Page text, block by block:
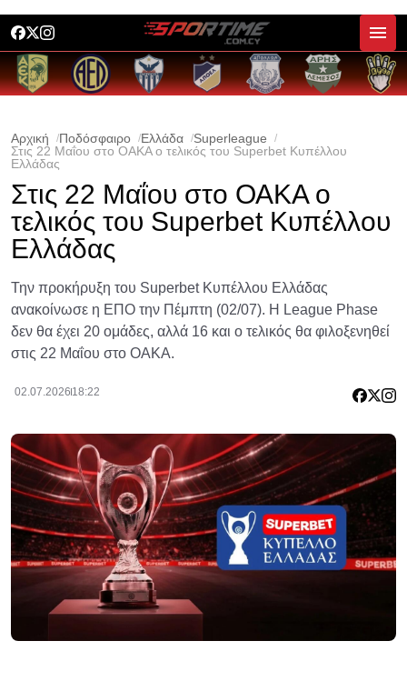
Αρχική Ποδόσφαιρο Ελλάδα
Superleague
Στις 22 Μαΐου στο ΟΑΚΑ ο τελικός του Superbet Κυπέλλου
Ελλάδας
Στις 22 Μαΐου στο ΟΑΚΑ ο
τελικός του Superbet Κυπέλλου
Ελλάδας
Την προκήρυξη του Superbet Κυπέλλου Ελλάδας
ανακοίνωσε η ΕΠΟ την Πέμπτη (02/07). Η League Phase
δεν θα έχει 20 ομάδες, αλλά 16 και ο τελικός θα φιλοξενηθεί
στις 22 Μαΐου στο ΟΑΚΑ.
02.07.2026 18:22